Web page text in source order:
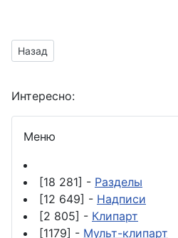
Предыдущий материал:
Назад
Интересно:
Меню
[18 281] - Разделы
[12 649] - Надписи
[2 805] - Клипарт
[1179] - Мульт-клипарт